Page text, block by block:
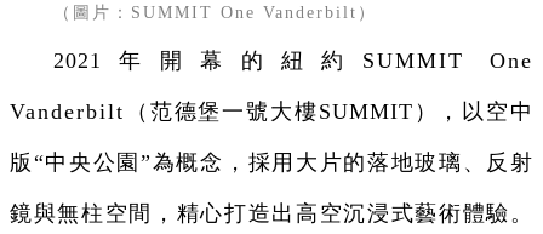
（圖片：SUMMIT One Vanderbilt）
2021年開幕的紐約 SUMMIT One
Vanderbilt （ 范德堡一號大樓SUMMIT ），以空中
版“中央公園”為概念，採用大片的落地玻璃、反射
鏡與無柱空間，精心打造出高空沉浸式藝術體驗。